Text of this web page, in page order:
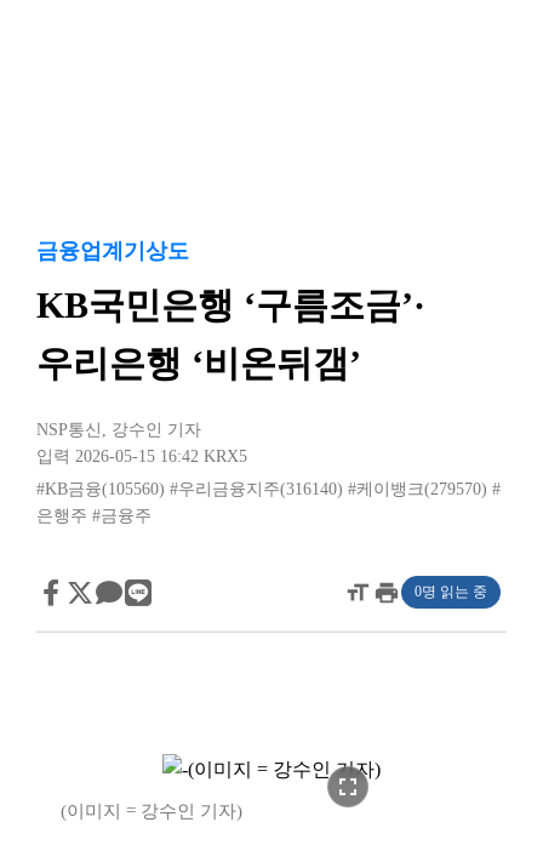
금융업계기상도
KB국민은행 ‘구름조금’·
우리은행 ‘비온뒤갬’
NSP통신 , 강수인 기자
입력 2026-05-15 16:42 KRX5
#KB금융(105560) #우리금융지주(316140) #케이뱅크(279570) #
은행주 #금융주
format_sizeprint 0명 읽는 중
fullscreen
(이미지 = 강수인 기자)